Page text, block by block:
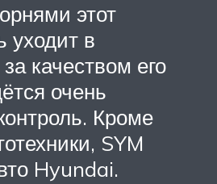
этот
уходит в
качеством его
очень
Кроме
SYM
Hyundai.